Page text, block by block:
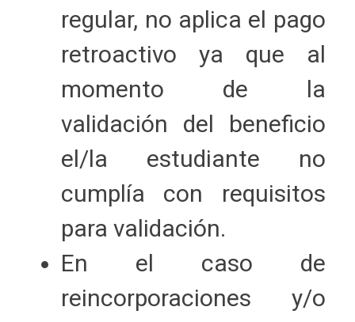
regular, no aplica el pago
retroactivo ya que al
momento de la
validación del beneficio
el/la estudiante no
cumplía con requisitos
para validación.
En el caso de
reincorporaciones y/o